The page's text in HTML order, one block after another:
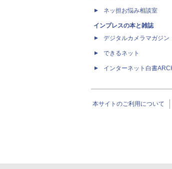
ネッ担お悩み相談室
インプレスの本と雑誌
デジタルカメラマガジン
できるネット
インターネット白書
本サイトのご利用について